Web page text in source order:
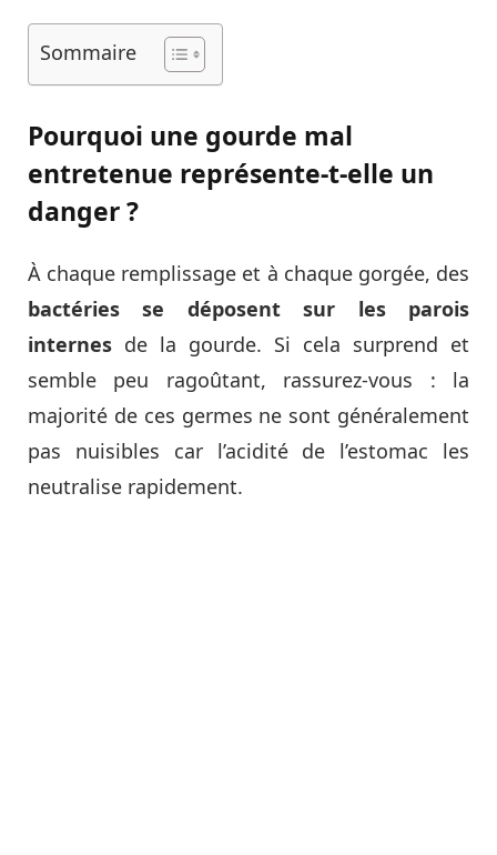
Sommaire
Pourquoi une gourde mal
entretenue représente-t-elle un
danger ?
À chaque remplissage et à chaque gorgée, des
bactéries se déposent sur les parois
internes de la gourde. Si cela surprend et
semble peu ragoûtant, rassurez-vous : la
majorité de ces germes ne sont généralement
pas nuisibles car l’acidité de l’estomac les
neutralise rapidement.